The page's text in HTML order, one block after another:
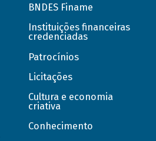
BNDES Finame
Instituições financeiras
credenciadas
Patrocínios
Licitações
Cultura e economia
criativa
Conhecimento